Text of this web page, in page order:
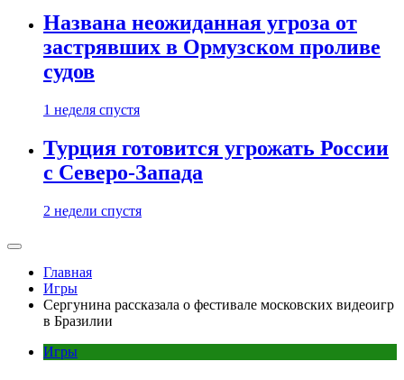
Названа неожиданная угроза от
застрявших в Ормузском проливе
судов
1 неделя спустя
Турция готовится угрожать России
с Северо-Запада
2 недели спустя
Главная
Игры
Сергунина рассказала о фестивале московских видеоигр
в Бразилии
Игры